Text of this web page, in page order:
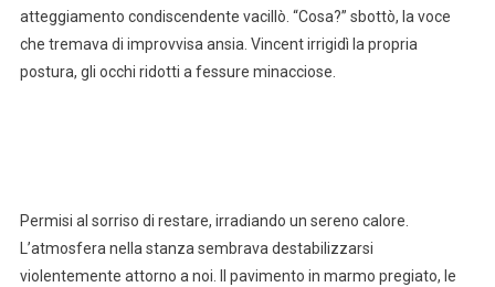
atteggiamento condiscendente vacillò. “Cosa?” sbottò, la voce
che tremava di improvvisa ansia. Vincent irrigidì la propria
postura, gli occhi ridotti a fessure minacciose.
Permisi al sorriso di restare, irradiando un sereno calore.
L’atmosfera nella stanza sembrava destabilizzarsi
violentemente attorno a noi. Il pavimento in marmo pregiato, le